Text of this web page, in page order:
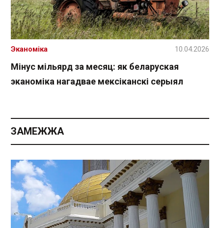
Мінус мільярд за месяц: як беларуская
эканоміка нагадвае мексіканскі серыял
Эканоміка 10.04.2026
ЗАМЕЖЖА